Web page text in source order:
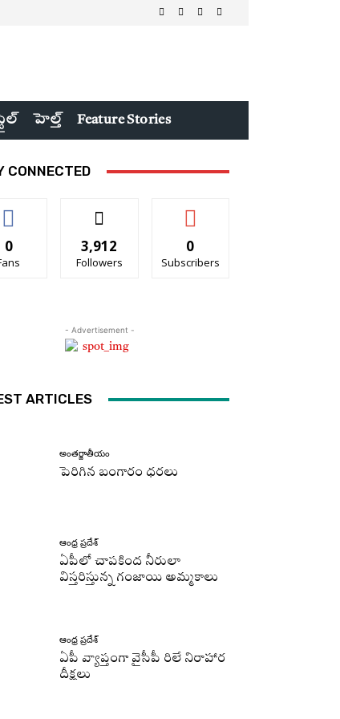
హెల్త్ Feature Stories
CONNECTED
0 3,912
Followers
0
Subscribers
- Advertisement -
ARTICLES
అంతర్జాతీయం
పెరిగిన బంగారం ధరలు
ఆంధ్ర ప్రదేశ్
ఏపీలో చాపకింద నీరులా
విస్తరిస్తున్న గంజాయి అమ్మకాలు
ఆంధ్ర ప్రదేశ్
ఏపీ వ్యాప్తంగా వైసీపీ రిలే నిరాహార
దీక్షలు